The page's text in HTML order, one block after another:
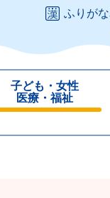
ふりが
子ども・女性
医療・福祉